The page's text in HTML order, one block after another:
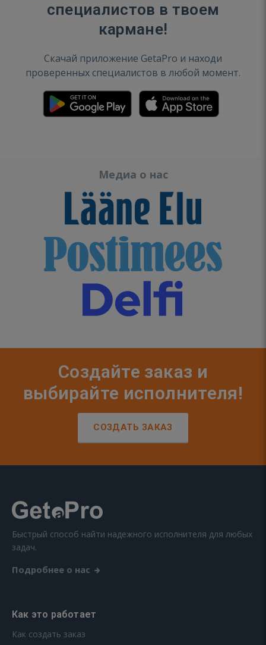
специалистов в твоем
кармане!
Скачай приложение GetaPro и находи
проверенных специалистов в любой момент.
Медиа о нас
Создайте заказ и
выбирайте исполнителя!
СОЗДАТЬ ЗАКАЗ
Быстрый способ найти надежного исполнителя для любых
задач.
Подробнее о нас
Как это работает
Как создать заказ